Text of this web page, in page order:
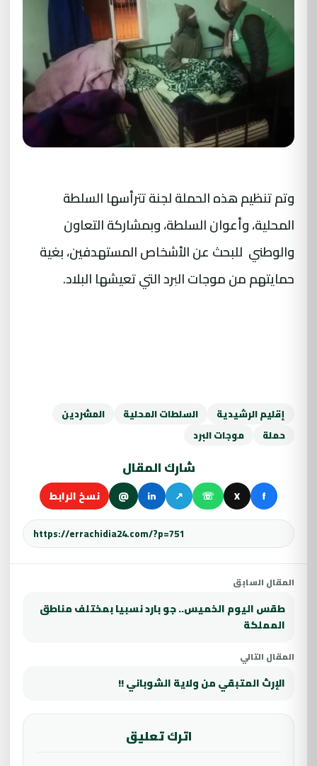
وتم تنظيم هذه الحملة لجنة تترأسها السلطة
المحلية، وأعوان السلطة، وبمشاركة التعاون
والوطني للبحث عن الأشخاص المستهدفين، بغية
حمايتهم من موجات البرد التي تعيشها البلاد.
إقليم الرشيدية السلطات المحلية
المشردين
حملة
موجات البرد
شارك المقال
f
X
☏
↗
in
@ نسخ الرابط
المقال السابق
طقس اليوم الخميس.. جو بارد نسبيا بمختلف مناطق
المملكة
المقال التالي
الإرث المتبقي من ولاية الشوباني !!
اترك تعليق